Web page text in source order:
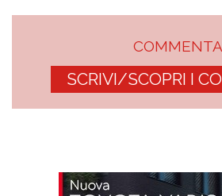
COMMENTA
SCRIVI/SCOPRI I